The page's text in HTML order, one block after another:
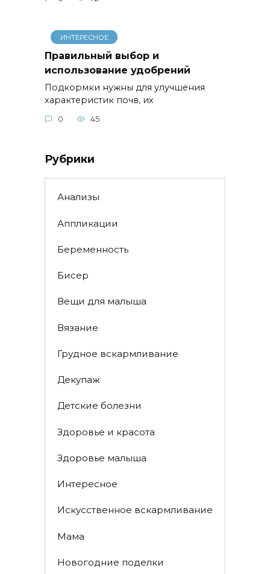
ИНТЕРЕСНОЕ
Правильный выбор и
использование удобрений
Подкормки нужны для улучшения
характеристик почв, их
0 45
Рубрики
Анализы
Аппликации
Беременность
Бисер
Вещи для малыша
Вязание
Грудное вскармливание
Декупаж
Детские болезни
Здоровье и красота
Здоровье малыша
Интересное
Искусственное вскармливание
Мама
Новогодние поделки